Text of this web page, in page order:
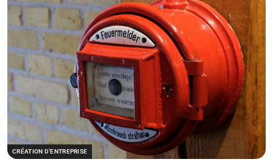
CRÉATION D’ENTREPRISE